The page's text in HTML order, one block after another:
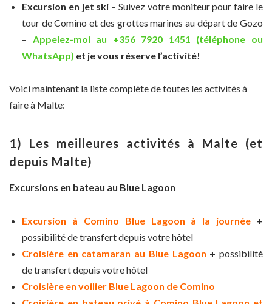
Excursion en jet ski – Suivez votre moniteur pour faire le
tour de Comino et des grottes marines au départ de Gozo
– Appelez-moi au +356 7920 1451 (téléphone ou
WhatsApp) et je vous réserve l’activité!
Voici maintenant la liste complète de toutes les activités à
faire à Malte:
1) Les meilleures activités à Malte (et
depuis Malte)
Excursions en bateau au Blue Lagoon
Excursion à Comino Blue Lagoon à la journée +
possibilité de transfert depuis votre hôtel
Croisière en catamaran au Blue Lagoon +possibilité
de transfert depuis votre hôtel
Croisière en voilier Blue Lagoon de Comino